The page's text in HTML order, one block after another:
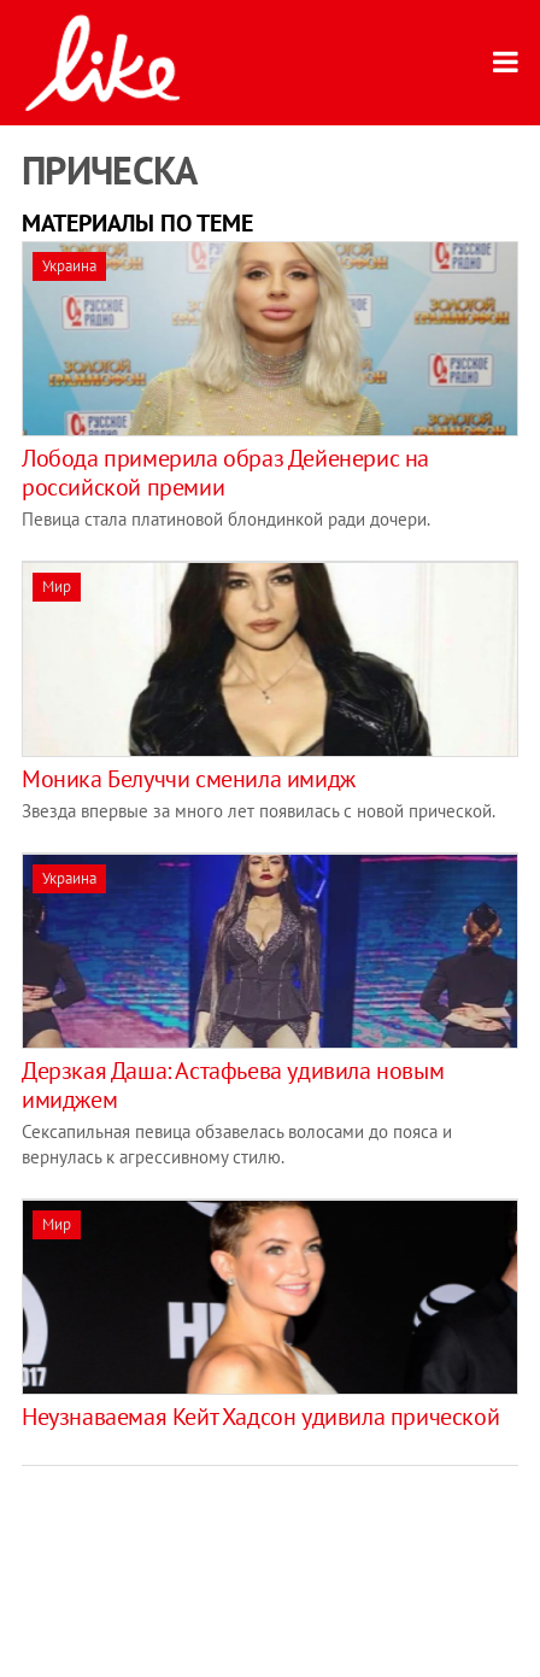
ПРИЧЕСКА
МАТЕРИАЛЫ ПО ТЕМЕ
Украина
Лобода примерила образ Дейенерис на
российской премии
Певица стала платиновой блондинкой ради дочери.
Мир
Моника Белуччи сменила имидж
Звезда впервые за много лет появилась с новой прической.
Украина
Дерзкая Даша: Астафьева удивила новым
имиджем
Сексапильная певица обзавелась волосами до пояса и
вернулась к агрессивному стилю.
Мир
Неузнаваемая Кейт Хадсон удивила прической